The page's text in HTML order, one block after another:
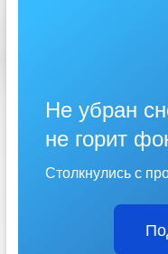
Не убран
не горит
Столкнулись с